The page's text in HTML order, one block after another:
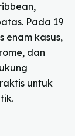
Pada 19
enam kasus,
dan
untuk